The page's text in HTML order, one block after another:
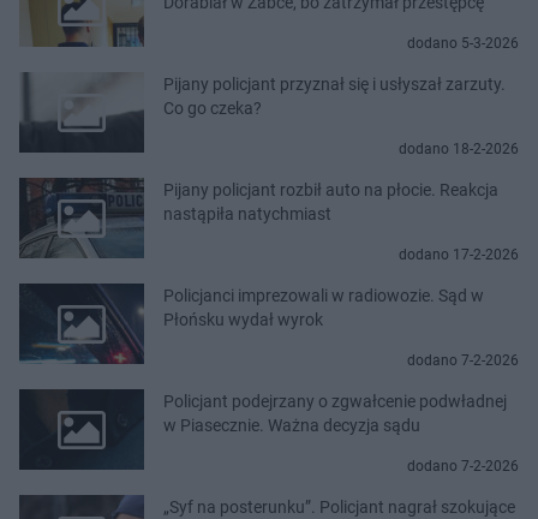
dodano 5-3-2026
Pijany policjant przyznał się i usłyszał zarzuty.
Co go czeka?
dodano 18-2-2026
Pijany policjant rozbił auto na płocie. Reakcja
nastąpiła natychmiast
dodano 17-2-2026
Policjanci imprezowali w radiowozie. Sąd w
Płońsku wydał wyrok
dodano 7-2-2026
Policjant podejrzany o zgwałcenie podwładnej
w Piasecznie. Ważna decyzja sądu
dodano 7-2-2026
„Syf na posterunku”. Policjant nagrał szokujące